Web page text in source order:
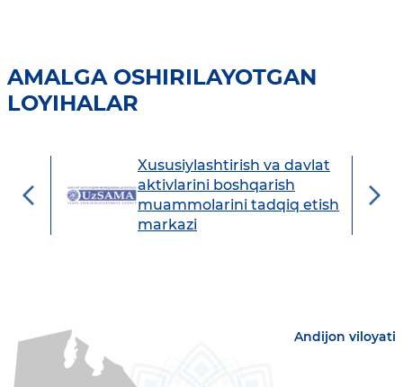
AMALGA OSHIRILAYOTGAN
LOYIHALAR
Xususiylashtirish va davlat
aktivlarini boshqarish
muammolarini tadqiq etish
markazi
Andijon viloyati